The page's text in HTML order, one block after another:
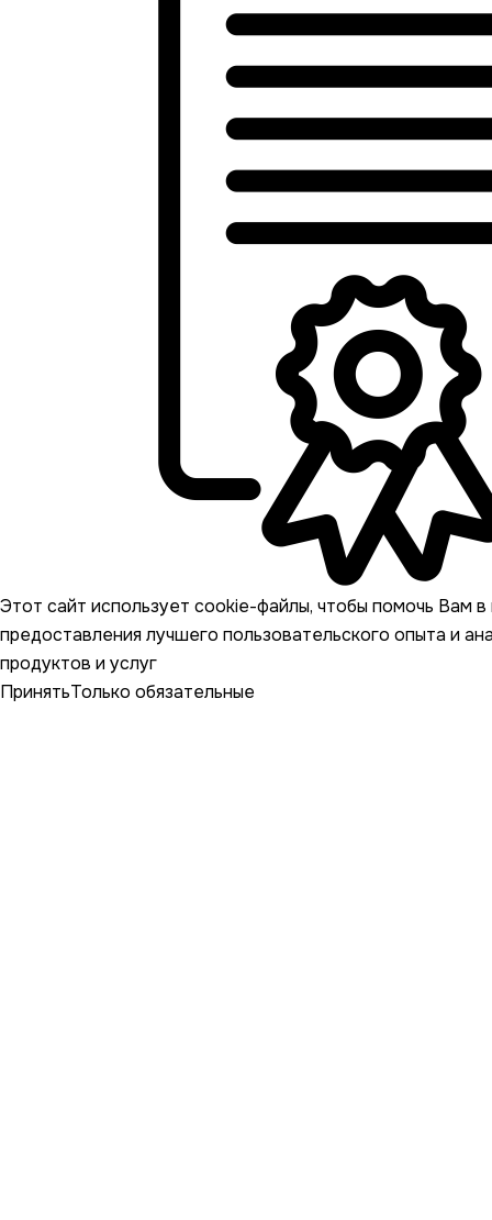
Этот сайт использует cookie-файлы, чтобы помочь Вам в
предоставления лучшего пользовательского опыта и
продуктов и услуг
ПринятьТолько обязательные